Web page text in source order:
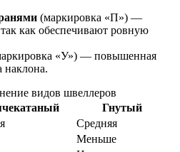
(маркировка «П») —
как обеспечивают ровную
«У») — повышенная
наклона.
видов швеллеров
Гнутый
Средняя
Меньше